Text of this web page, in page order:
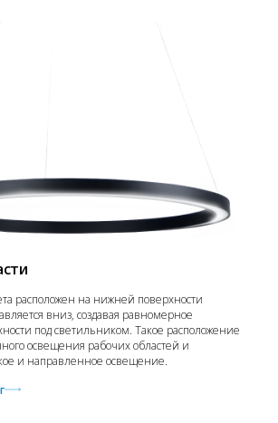
расположен на нижней поверхности
вниз, создавая равномерное
под светильником. Такое расположение
освещения рабочих областей и
и направленное освещение.